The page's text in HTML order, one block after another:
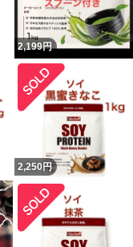
2,199円
2,250 円